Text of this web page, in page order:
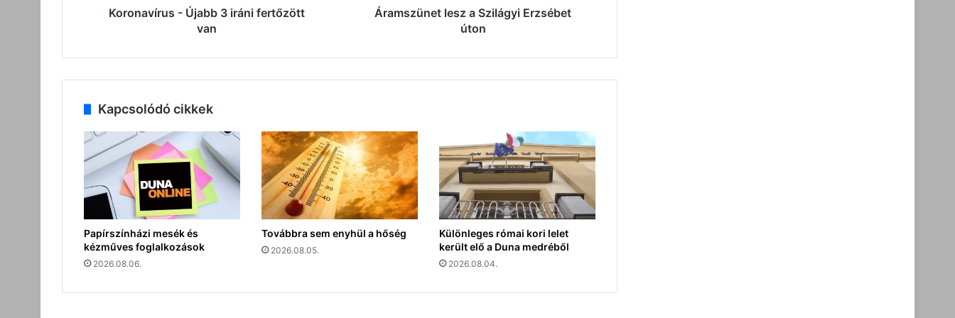
Koronavírus - Újabb 3 iráni fertőzött
van
Áramszünet lesz a Szilágyi Erzsébet
úton
Kapcsolódó cikkek
Papírszínházi mesék és
kézműves foglalkozások
2026.08.06.
Továbbra sem enyhül a hőség
2026.08.05.
Különleges római kori lelet
került elő a Duna medréből
2026.08.04.